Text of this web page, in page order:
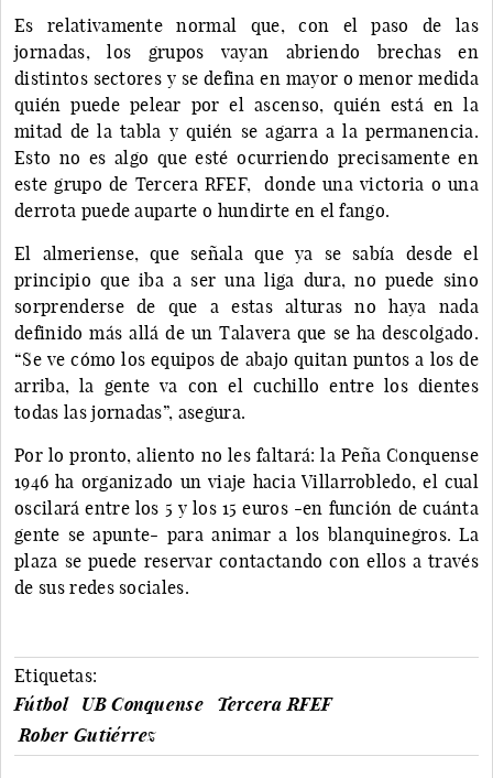
Es relativamente normal que, con el paso de las
jornadas, los grupos vayan abriendo brechas en
distintos sectores y se defina en mayor o menor medida
quién puede pelear por el ascenso, quién está en la
mitad de la tabla y quién se agarra a la permanencia.
Esto no es algo que esté ocurriendo precisamente en
este grupo de Tercera RFEF, donde una victoria o una
derrota puede auparte o hundirte en el fango.
El almeriense, que señala que ya se sabía desde el
principio que iba a ser una liga dura, no puede sino
sorprenderse de que a estas alturas no haya nada
definido más allá de un Talavera que se ha descolgado.
“Se ve cómo los equipos de abajo quitan puntos a los de
arriba, la gente va con el cuchillo entre los dientes
todas las jornadas”, asegura.
Por lo pronto, aliento no les faltará: la Peña Conquense
1946 ha organizado un viaje hacia Villarrobledo, el cual
oscilará entre los 5 y los 15 euros -en función de cuánta
gente se apunte- para animar a los blanquinegros. La
plaza se puede reservar contactando con ellos a través
de sus redes sociales.
Etiquetas:
Fútbol
UB Conquense
Tercera RFEF
Rober Gutiérrez